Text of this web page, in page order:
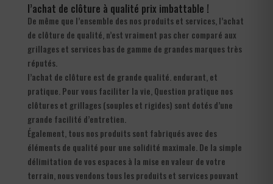
l’achat de clôture à qualité prix imbattable !
De même que l’ensemble des nos produits et services, l’achat
de clôture de qualité, n’est vraiment pas cher comparé aux
grillages et services bas de gamme de grandes marques très
réputés.
l’achat de clôture est de grande qualité. endurant, et
pratique. Pour vous faciliter la vie, Question pratique nos
clôtures et grillages (souples et rigides) sont dotés d’une
grande facilité d’entretien.
Également, tous nos produits sont fabriqués avec des
éléments de qualité pour une solidité maximale. De la simple
délimitation de vos espaces à la mise en valeur de votre
terrain, nous vendons tous les produits et services pouvant